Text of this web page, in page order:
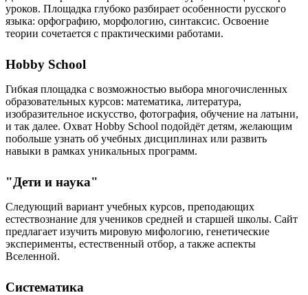
уроков. Площадка глубоко разбирает особенности русского
языка: орфографию, морфологию, синтаксис. Освоение
теории сочетается с практическими работами.
Hobby School
Гибкая площадка с возможностью выбора многочисленных
образовательных курсов: математика, литература,
изобразительное искусство, фотография, обучение на латыни,
и так далее. Охват Hobby School подойдёт детям, желающим
побольше узнать об учебных дисциплинах или развить
навыки в рамках уникальных программ.
"Дети и наука"
Следующий вариант учебных курсов, преподающих
естествознание для учеников средней и старшей школы. Сайт
предлагает изучить мировую мифологию, генетические
эксперименты, естественный отбор, а также аспекты
Вселенной.
Систематика